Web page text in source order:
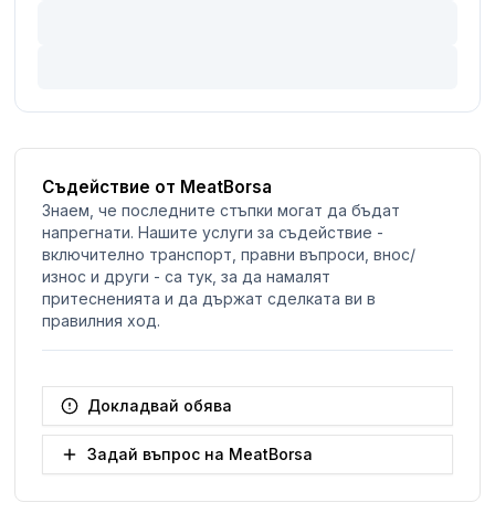
Съдействие от MeatBorsa
Знаем, че последните стъпки могат да бъдат
напрегнати. Нашите услуги за съдействие -
включително транспорт, правни въпроси, внос/
износ и други - са тук, за да намалят
притесненията и да държат сделката ви в
правилния ход.
Докладвай обява
Задай въпрос на MeatBorsa